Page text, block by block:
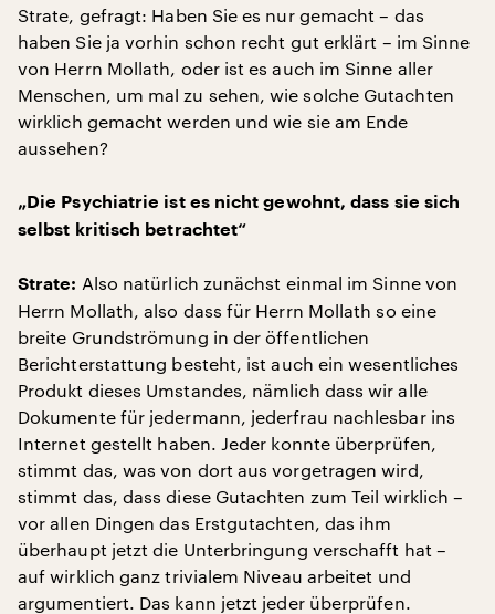
Strate, gefragt: Haben Sie es nur gemacht – das
haben Sie ja vorhin schon recht gut erklärt – im Sinne
von Herrn Mollath, oder ist es auch im Sinne aller
Menschen, um mal zu sehen, wie solche Gutachten
wirklich gemacht werden und wie sie am Ende
aussehen?
„Die Psychiatrie ist es nicht gewohnt, dass sie sich
selbst kritisch betrachtet“
Strate: Also natürlich zunächst einmal im Sinne von
Herrn Mollath, also dass für Herrn Mollath so eine
breite Grundströmung in der öffentlichen
Berichterstattung besteht, ist auch ein wesentliches
Produkt dieses Umstandes, nämlich dass wir alle
Dokumente für jedermann, jederfrau nachlesbar ins
Internet gestellt haben. Jeder konnte überprüfen,
stimmt das, was von dort aus vorgetragen wird,
stimmt das, dass diese Gutachten zum Teil wirklich –
vor allen Dingen das Erstgutachten, das ihm
überhaupt jetzt die Unterbringung verschafft hat –
auf wirklich ganz trivialem Niveau arbeitet und
argumentiert. Das kann jetzt jeder überprüfen.